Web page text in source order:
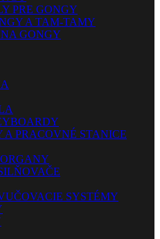
PRE GONGY
A TAM-TAMY
GONGY
A PRACOVNÉ STANICE
SYSTÉMY